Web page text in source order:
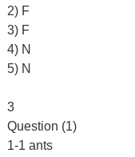
2) F
3) F
4) N
5) N
3
Question (1)
1-1 ants